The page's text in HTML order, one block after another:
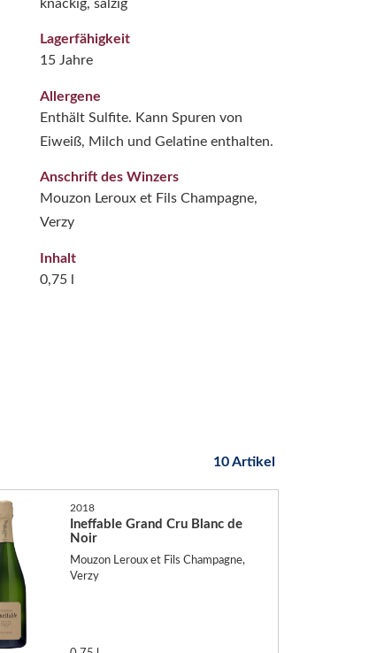
knackig, salzig
Lagerfähigkeit
15 Jahre
Allergene
Enthält Sulfite. Kann Spuren von
Eiweiß, Milch und Gelatine enthalten.
Anschrift des Winzers
Mouzon Leroux et Fils Champagne,
Verzy
Inhalt
0,75 l
10 Artikel
2018
Ineffable Grand Cru Blanc de
Noir
Mouzon Leroux et Fils Champagne,
Verzy